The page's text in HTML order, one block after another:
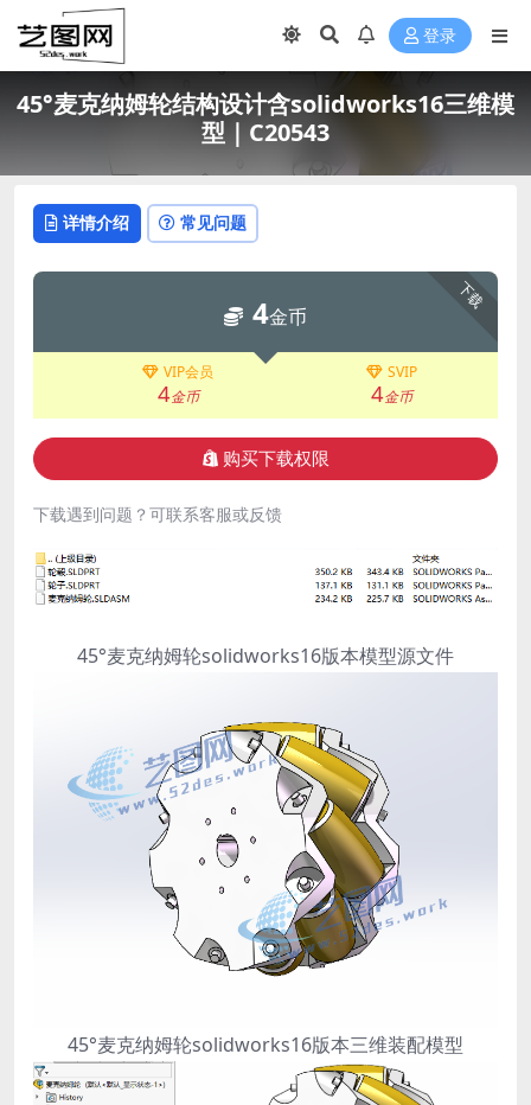
登录
45°麦克纳姆轮结构设计含solidworks16三维模
型｜C20543
详情介绍 常见问题
下载
4金币
VIP会员
4金币
SVIP
4金币
购买下载权限
下载遇到问题？可联系客服或反馈
45°麦克纳姆轮solidworks16版本模型源文件
45°麦克纳姆轮solidworks16版本三维装配模型